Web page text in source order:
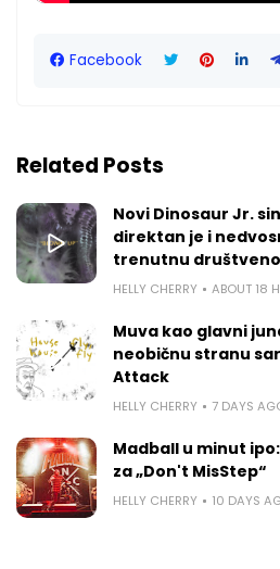
Facebook
Related Posts
Novi Dinosaur Jr.
direktan je i
trenutnu
HELLY CHERRY ABOUT 18
Muva kao glavni
neobičnu stranu
Attack
HELLY CHERRY 7 DAYS
Madball u minut
za „Don't MisStep“
HELLY CHERRY 10 DAYS